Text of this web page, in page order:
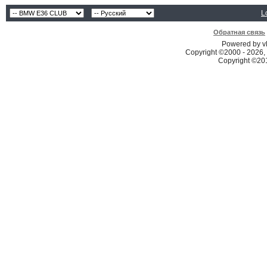
Обратная связь
Powered by
Copyright ©2000 -
Copyright